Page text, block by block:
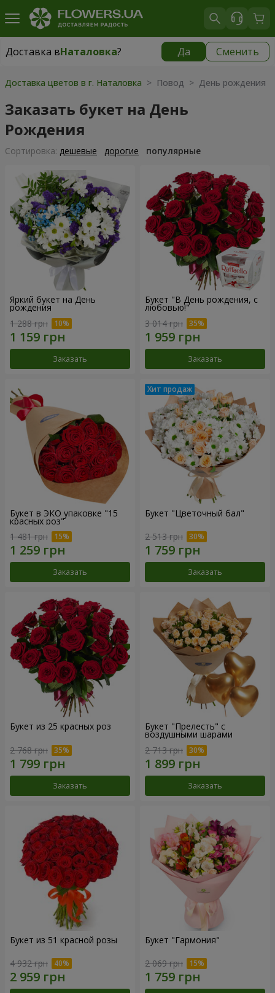
Доставка вНаталовка? Да Сменить
Доставка вНаталовка|
Доставка цветов в г. Наталовка > Повод > День рождения
Заказать букет на День
Рождения
Cортировка: дешевые дорогие популярные
Яркий букет на День
рождения
1 288 грн
Заказать
Букет "В День рождения, с
любовью!"
3 014 грн
Заказать
Букет в ЭКО упаковке "15
красных роз"
1 481 грн
Заказать
Букет "Цветочный бал"
2 513 грн
Заказать
Букет из 25 красных роз
2 768 грн
Заказать
Букет "Прелесть" с
воздушными шарами
2 713 грн
Заказать
Букет из 51 красной розы
4 932 грн
Букет "Гармония"
2 069 грн